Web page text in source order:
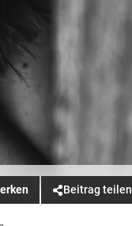
Beitrag teilen